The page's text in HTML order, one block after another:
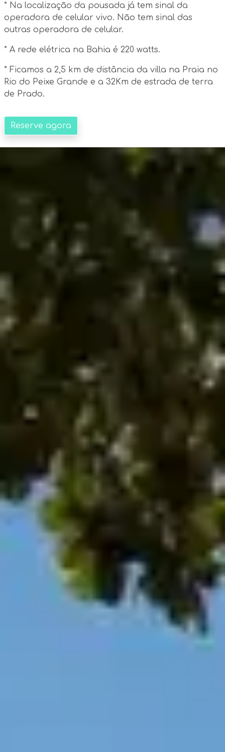
* Na localização da pousada já tem sinal da
operadora de celular vivo. Não tem sinal das
outras operadora de celular.
* A rede elétrica na Bahia é 220 watts.
* Ficamos a 2,5 km de distância da villa na Praia no
Rio do Peixe Grande e a 32Km de estrada de terra
de Prado.
Reserve agora